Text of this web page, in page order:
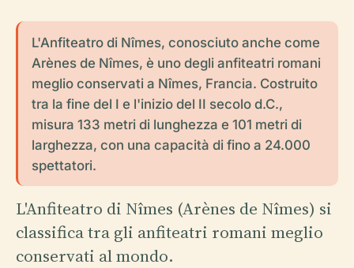
L'Anfiteatro di Nîmes, conosciuto anche come
Arènes de Nîmes, è uno degli anfiteatri romani
meglio conservati a Nîmes, Francia. Costruito
tra la fine del I e l'inizio del II secolo d.C.,
misura 133 metri di lunghezza e 101 metri di
larghezza, con una capacità di fino a 24.000
spettatori.
L'Anfiteatro di Nîmes (Arènes de Nîmes) si
classifica tra gli anfiteatri romani meglio
conservati al mondo.